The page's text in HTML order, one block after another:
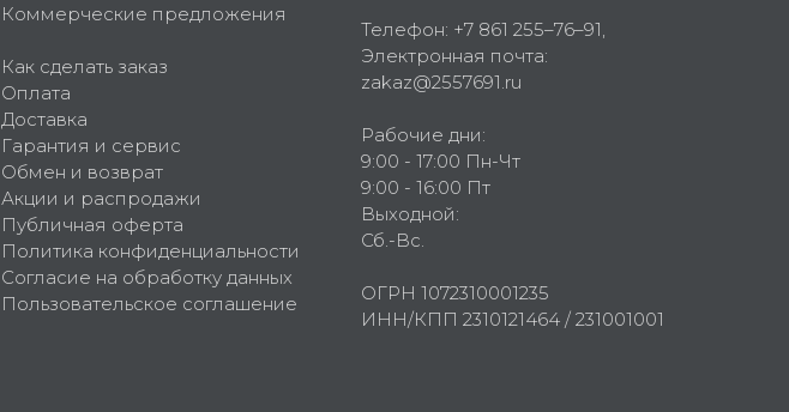
Коммерческие предложения
Как сделать заказ
Оплата
Доставка
Гарантия и сервис
Обмен и возврат
Акции и распродажи
Публичная оферта
Политика конфиденциальности
Согласие на обработку данных
Пользовательское соглашение
Телефон: +7 861 255–76–91,
Электронная почта:
zakaz@2557691.ru
Рабочие дни:
9:00 - 17:00 Пн-Чт
9:00 - 16:00 Пт
Выходной:
Сб.-Вс.
ОГРН 1072310001235
ИНН/КПП 2310121464 / 231001001